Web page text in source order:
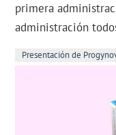
primera
administración
Presentación de